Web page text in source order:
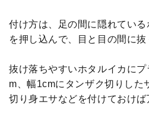
付け方は、足の間に隠れてい
を押し込んで、目と目の間に抜
抜け落ちやすいホタルイカに
m、幅1cmにタンザク切りした
切り身エサなどを付けておけば